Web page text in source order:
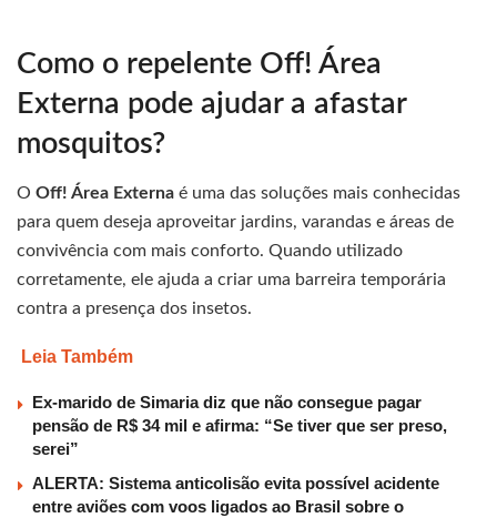
Como o repelente Off! Área
Externa pode ajudar a afastar
mosquitos?
O Off! Área Externa é uma das soluções mais conhecidas
para quem deseja aproveitar jardins, varandas e áreas de
convivência com mais conforto. Quando utilizado
corretamente, ele ajuda a criar uma barreira temporária
contra a presença dos insetos.
Leia Também
Ex-marido de Simaria diz que não consegue pagar
pensão de R$ 34 mil e afirma: “Se tiver que ser preso,
serei”
ALERTA: Sistema anticolisão evita possível acidente
entre aviões com voos ligados ao Brasil sobre o